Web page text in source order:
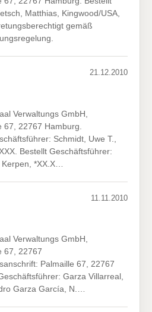
Matthias, Kingwood/USA,
gemäß
21.12.2010
Verwaltungs GmbH,
67, 22767 Hamburg.
Schmidt, Uwe T.,
Bestellt Geschäftsführer:
*XX.X…
11.11.2010
Verwaltungs GmbH,
67, 22767
Palmaille 67, 22767
Garza Villarreal,
Garza García, N.…